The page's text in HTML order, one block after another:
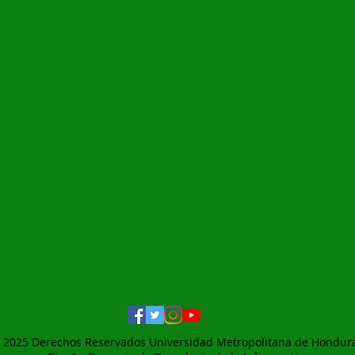
Derechos Reservados Universidad Metropolitana de